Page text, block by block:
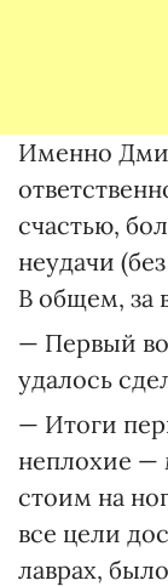
Именно
счастью,
неудачи
В общем, за
— Первый
удалось
— Итоги
неплохие —
стоим на
все цели
лаврах,